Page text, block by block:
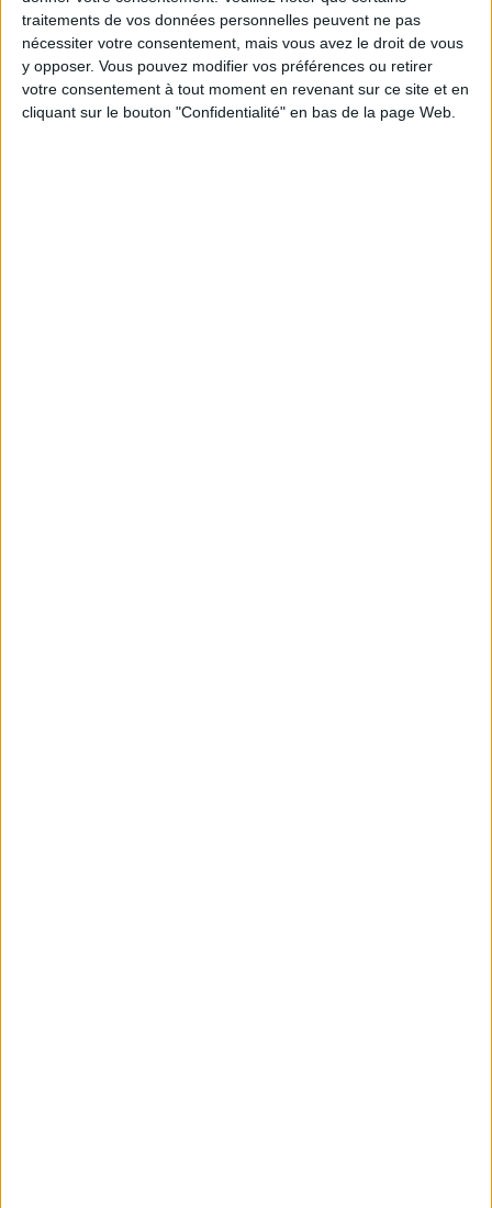
traitements de vos données personnelles peuvent ne pas
nécessiter votre consentement, mais vous avez le droit de vous
y opposer. Vous pouvez modifier vos préférences ou retirer
votre consentement à tout moment en revenant sur ce site et en
cliquant sur le bouton "Confidentialité" en bas de la page Web.
Peut-on remplacer la viande par des féculents ?
Consultation diététique du 05/08/2026